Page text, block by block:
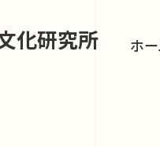
化研究所 ホ